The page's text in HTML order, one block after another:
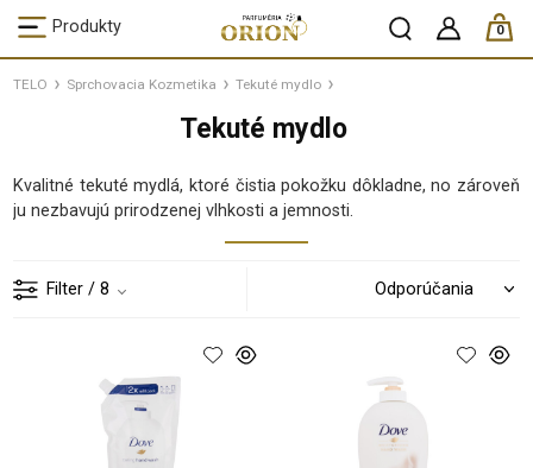
Produkty 0
ks /
TELO Sprchovacia Kozmetika Tekuté mydlo
Tekuté mydlo
Kvalitné tekuté mydlá, ktoré čistia pokožku dôkladne, no zároveň
ju nezbavujú prirodzenej vlhkosti a jemnosti.
Filter / 8